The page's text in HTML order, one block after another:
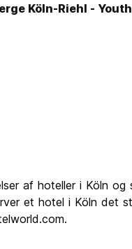
Köln-Riehl -
af hoteller i Köln og
et hotel i Köln det